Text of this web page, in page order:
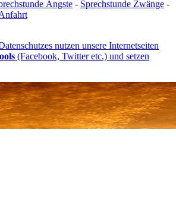
Ängste - Sprechstunde Zwänge -
nutzen unsere Internetseiten
(Facebook, Twitter etc.) und setzen